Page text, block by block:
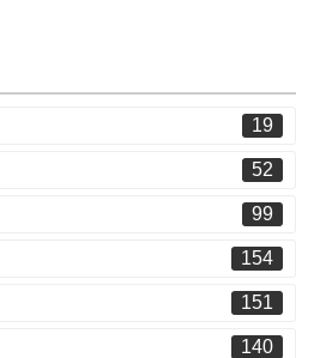
19
52
99
154
151
140